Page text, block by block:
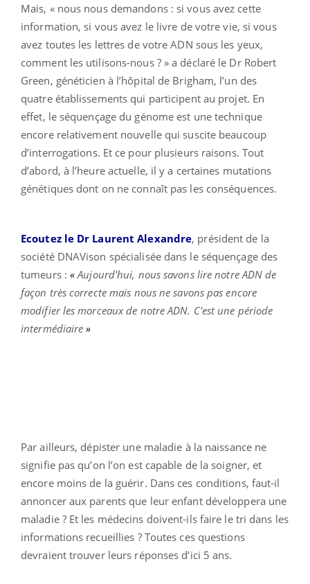
Mais, « nous nous demandons : si vous avez cette
information, si vous avez le livre de votre vie, si vous
avez toutes les lettres de votre ADN sous les yeux,
comment les utilisons-nous ? » a déclaré le Dr Robert
Green, généticien à l’hôpital de Brigham, l’un des
quatre établissements qui participent au projet. En
effet, le séquençage du génome est une technique
encore relativement nouvelle qui suscite beaucoup
d’interrogations. Et ce pour plusieurs raisons. Tout
d’abord, à l’heure actuelle, il y a certaines mutations
génétiques dont on ne connaît pas les conséquences.
Ecoutez le Dr Laurent Alexandre, président de la
société DNAVison spécialisée dans le séquençage des
tumeurs : « Aujourd'hui, nous savons lire notre ADN de
façon très correcte mais nous ne savons pas encore
modifier les morceaux de notre ADN. C'est une période
intermédiaire»
Par ailleurs, dépister une maladie à la naissance ne
signifie pas qu’on l’on est capable de la soigner, et
encore moins de la guérir. Dans ces conditions, faut-il
annoncer aux parents que leur enfant développera une
maladie ? Et les médecins doivent-ils faire le tri dans les
informations recueillies ? Toutes ces questions
devraient trouver leurs réponses d’ici 5 ans.